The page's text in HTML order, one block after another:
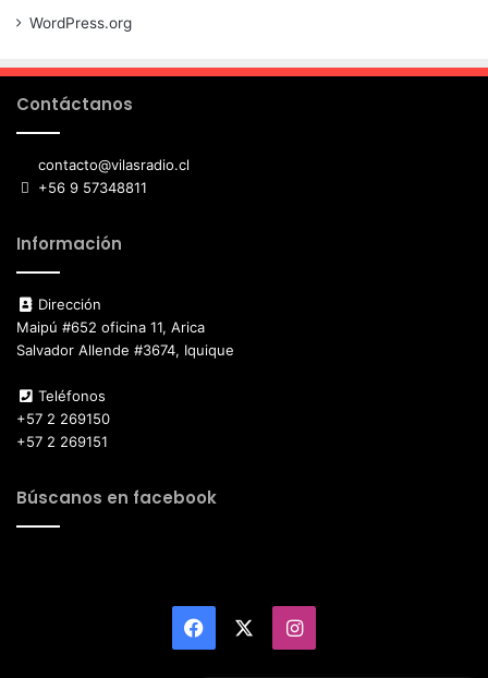
WordPress.org
Contáctanos
contacto@vilasradio.cl
+56 9 57348811
Información
Dirección
Maipú #652 oficina 11, Arica
Salvador Allende #3674, Iquique
Teléfonos
+57 2 269150
+57 2 269151
Búscanos en facebook
Facebook Instagram